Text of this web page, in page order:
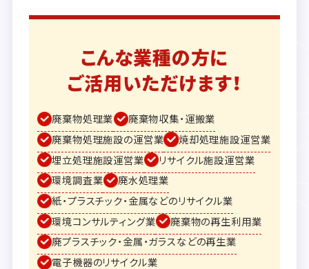
こんな業種の方に
ご活用いただけます！
廃棄物処理業
廃棄物収集・運搬業
廃棄物処理施設の運営業
焼却処理施設運営業
埋立処理施設運営業
リサイクル施設運営業
環境調査業
廃水処理業
紙・プラスチック・金属などのリサイクル業
環境コンサルティング業
廃棄物の再生利用業
廃プラスチック・金属・ガラスなどの再生業
電子機器のリサイクル業